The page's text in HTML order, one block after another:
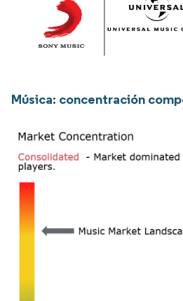
Música: concentración